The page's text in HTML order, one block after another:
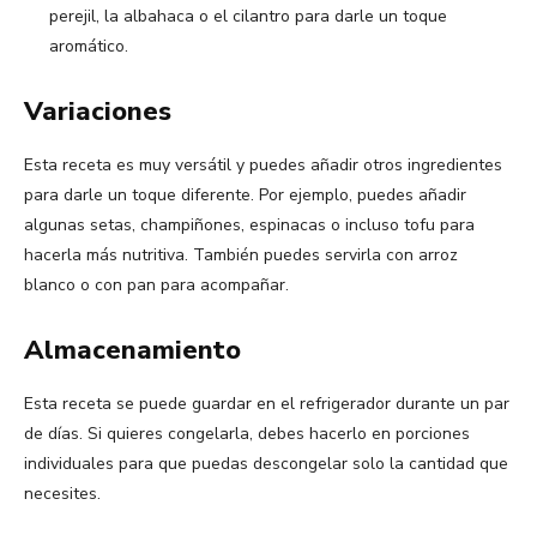
perejil, la albahaca o el cilantro para darle un toque
aromático.
Variaciones
Esta receta es muy versátil y puedes añadir otros ingredientes
para darle un toque diferente. Por ejemplo, puedes añadir
algunas setas, champiñones, espinacas o incluso tofu para
hacerla más nutritiva. También puedes servirla con arroz
blanco o con pan para acompañar.
Almacenamiento
Esta receta se puede guardar en el refrigerador durante un par
de días. Si quieres congelarla, debes hacerlo en porciones
individuales para que puedas descongelar solo la cantidad que
necesites.